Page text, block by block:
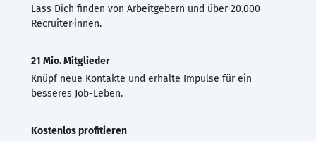
Lass Dich finden von Arbeitgebern und über 20.000
Recruiter·innen.
21 Mio. Mitglieder
Knüpf neue Kontakte und erhalte Impulse für ein
besseres Job-Leben.
Kostenlos profitieren